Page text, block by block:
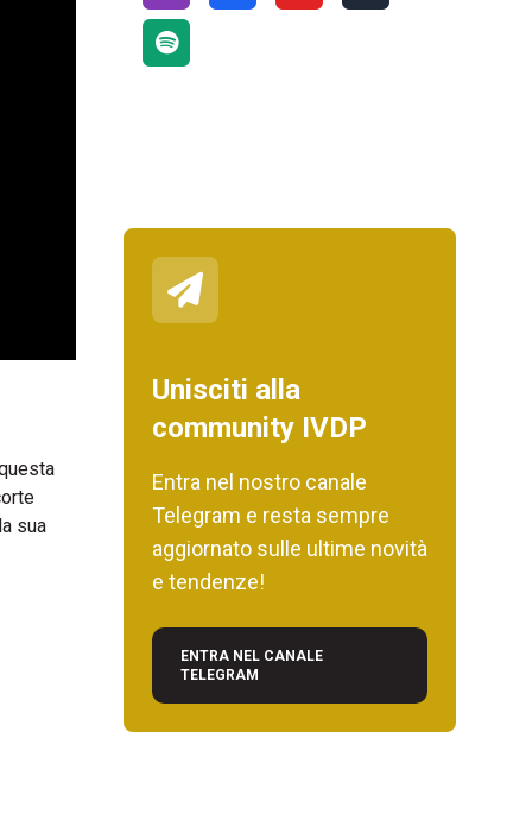
sua
Unisciti alla
community IVDP
Entra nel nostro canale
Telegram e resta sempre
aggiornato sulle ultime novità
e tendenze!
ENTRA NEL CANALE
TELEGRAM